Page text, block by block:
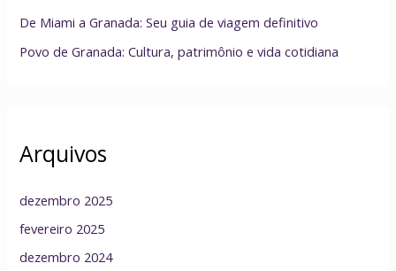
De Miami a Granada: Seu guia de viagem definitivo
Povo de Granada: Cultura, patrimônio e vida cotidiana
Arquivos
dezembro 2025
fevereiro 2025
dezembro 2024